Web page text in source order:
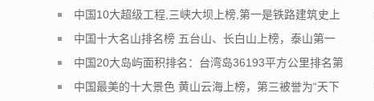
中国10大超级工程,三峡大坝上榜,第一是铁路建筑史上
的丰碑
中国十大名山排名榜 五台山、长白山上榜，泰山第一
中国20大岛屿面积排名：台湾岛36193平方公里排名第
一
中国最美的十大景色 黄山云海上榜，第三被誉为“天下